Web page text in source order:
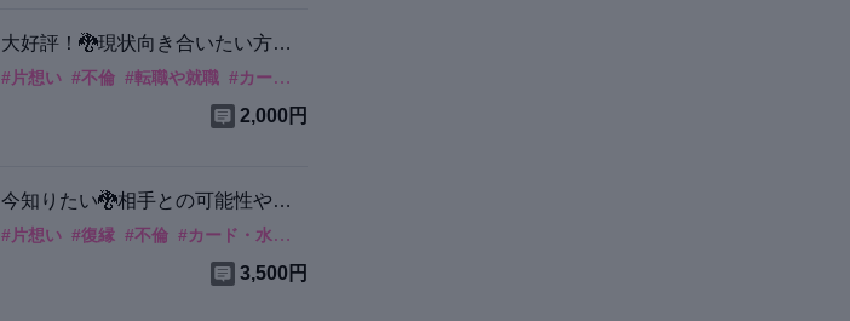
大好評！🐉現状向き合いたい方の
み
#片想い #不倫 #転職や就職 #カード・水晶
2,000円
今知りたい🐉相手との可能性やア
ドバイス
#片想い #復縁 #不倫 #カード・水晶
3,500円